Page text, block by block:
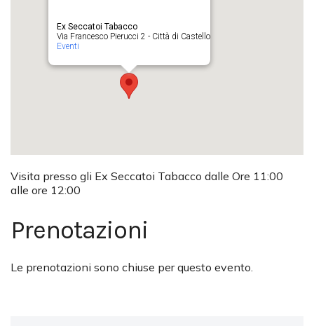
Ex Seccatoi Tabacco
Via Francesco Pierucci 2 - Città di Castello
Eventi
Visita presso gli Ex Seccatoi Tabacco dalle Ore 11:00
alle ore 12:00
Prenotazioni
Le prenotazioni sono chiuse per questo evento.